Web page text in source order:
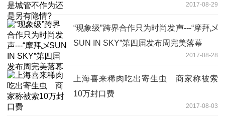
2017-08-29
“现象级”跨界合作只为时尚发声---“摩拜乄
SUN IN SKY”第四届发布周完美落幕
2017-08-28
上海喜来稀肉吃出寄生虫 商家称被索
10万封口费
2017-08-03